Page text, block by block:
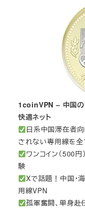
1coinVPN – 中国の
快適ネット
日系中国滞在者
されない専用線を全
ワンコイン（500円
験
Xで話題！中国・
用線VPN
孤軍奮闘、単身赴